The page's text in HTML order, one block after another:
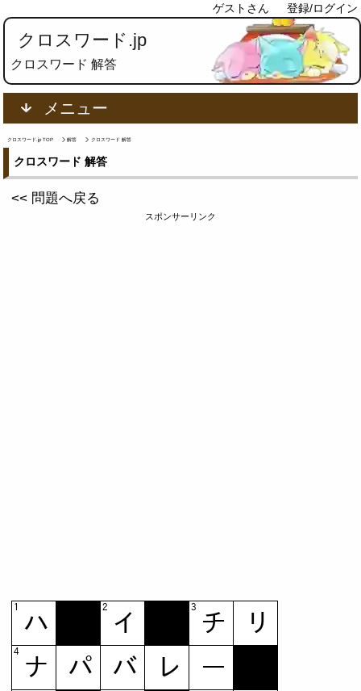
ゲストさん 登録/ログイン
クロスワード.jp
クロスワード 解答
メニュー
クロスワード.jp TOP 解答 クロスワード 解答
クロスワード 解答
<< 問題へ戻る
スポンサーリンク